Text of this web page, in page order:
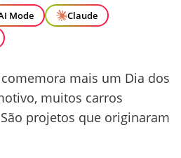
Mode
Claude
mais um Dia dos
muitos carros
projetos que originaram